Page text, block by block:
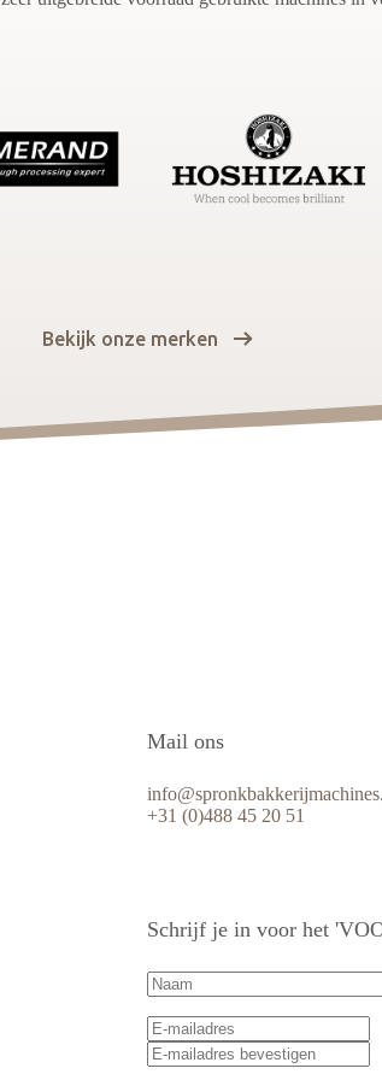
Bekijk onze merken
Mail ons
+31 (0)488 45 20 51
Schrijf je in voor het
Naam(Vereist)
E-
mailadres(Vereist)